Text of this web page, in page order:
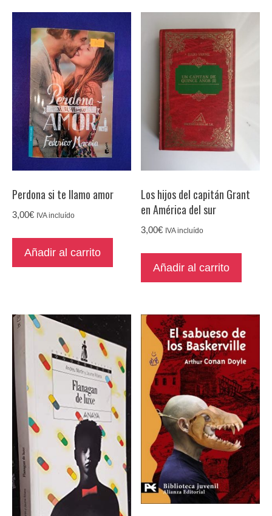
Perdona si te llamo amor
3,00€ IVA incluído
Añadir al carrito
Los hijos del capitán Grant
en América del sur
3,00€ IVA incluído
Añadir al carrito